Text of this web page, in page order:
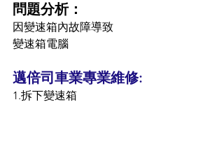
問題分析：
因變速箱內故障導致
變速箱電腦
邁倍司車業專業維修:
1.拆下變速箱